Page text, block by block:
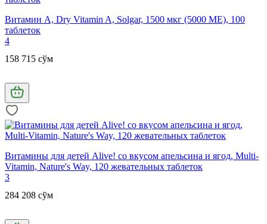
Витамин А, Dry Vitamin A, Solgar, 1500 мкг (5000 МЕ), 100
таблеток
4
158 715 сўм
Витамины для детей Alive! со вкусом апельсина и ягод, Multi-
Vitamin, Nature's Way, 120 жевательных таблеток
3
284 208 сўм